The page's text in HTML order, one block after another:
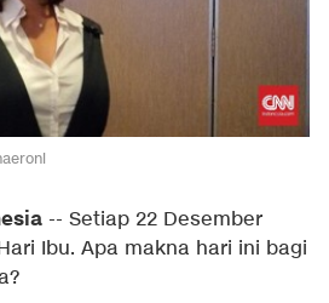
-- Setiap 22 Desember
Ibu. Apa makna hari ini bagi